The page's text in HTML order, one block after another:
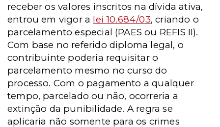
receber os valores inscritos na dívida ativa,
entrou em vigor a lei 10.684/03, criando o
parcelamento especial (PAES ou REFIS II).
Com base no referido diploma legal, o
contribuinte poderia requisitar o
parcelamento mesmo no curso do
processo. Com o pagamento a qualquer
tempo, parcelado ou não, ocorreria a
extinção da punibilidade. A regra se
aplicaria não somente para os crimes